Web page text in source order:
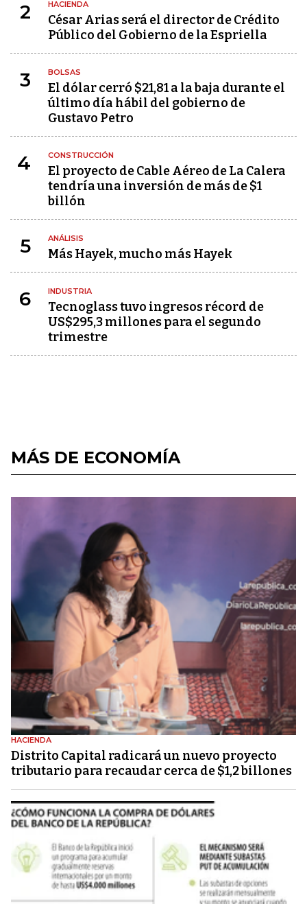
2 HACIENDA
César Arias será el director de Crédito
Público del Gobierno de la Espriella
3 BOLSAS
El dólar cerró $21,81 a la baja durante el
último día hábil del gobierno de
Gustavo Petro
4 CONSTRUCCIÓN
El proyecto de Cable Aéreo de La Calera
tendría una inversión de más de $1
billón
5 ANÁLISIS
Más Hayek, mucho más Hayek
6 INDUSTRIA
Tecnoglass tuvo ingresos récord de
US$295,3 millones para el segundo
trimestre
MÁS DE ECONOMÍA
HACIENDA
Distrito Capital radicará un nuevo proyecto
tributario para recaudar cerca de $1,2 billones